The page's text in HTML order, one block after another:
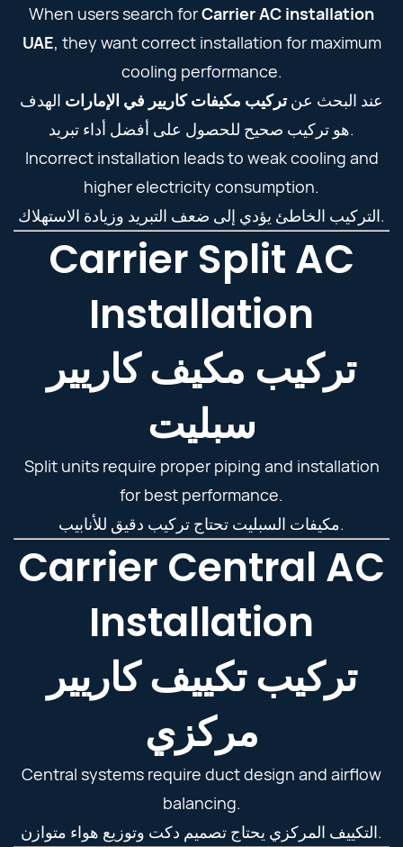
When users search forCarrier AC installation
UAE, they want correct installation for maximum
cooling performance.
عند البحث عنتركيب مكيفات كاريير في الإمارات الهدف
هو تركيب صحيح للحصول على أفضل أداء تبريد.
Incorrect installation leads to weak cooling and
higher electricity consumption.
التركيب الخاطئ يؤدي إلى ضعف التبريد وزيادة الاستهلاك.
Carrier Split AC
Installation
تركيب مكيف كاريير
سبليت
Split units require proper piping and installation
for best performance.
مكيفات السبليت تحتاج تركيب دقيق للأنابيب.
Carrier Central AC
Installation
تركيب تكييف كاريير
مركزي
Central systems require duct design and airflow
balancing.
التكييف المركزي يحتاج تصميم دكت وتوزيع هواء متوازن.